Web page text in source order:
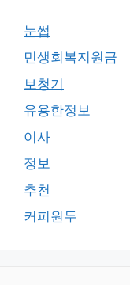
눈썹
민생회복지원금
보청기
유용한정보
이사
정보
추천
커피원두